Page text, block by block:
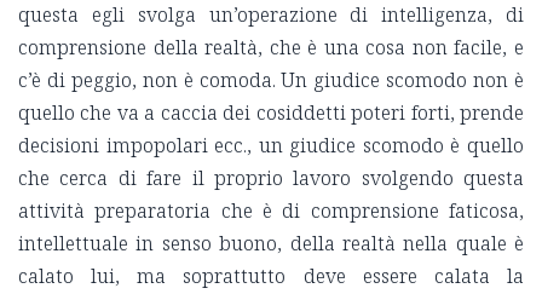
questa egli svolga un’operazione di intelligenza, di
comprensione della realtà, che è una cosa non facile, e
c’è di peggio, non è comoda. Un giudice scomodo non è
quello che va a caccia dei cosiddetti poteri forti, prende
decisioni impopolari ecc., un giudice scomodo è quello
che cerca di fare il proprio lavoro svolgendo questa
attività preparatoria che è di comprensione faticosa,
intellettuale in senso buono, della realtà nella quale è
calato lui, ma soprattutto deve essere calata la